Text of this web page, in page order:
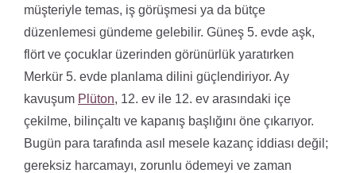
müşteriyle temas, iş görüşmesi ya da bütçe
düzenlemesi gündeme gelebilir. Güneş 5. evde aşk,
flört ve çocuklar üzerinden görünürlük yaratırken
Merkür 5. evde planlama dilini güçlendiriyor. Ay
kavuşum Plüton, 12. ev ile 12. ev arasındaki içe
çekilme, bilinçaltı ve kapanış başlığını öne çıkarıyor.
Bugün para tarafında asıl mesele kazanç iddiası değil;
gereksiz harcamayı, zorunlu ödemeyi ve zaman